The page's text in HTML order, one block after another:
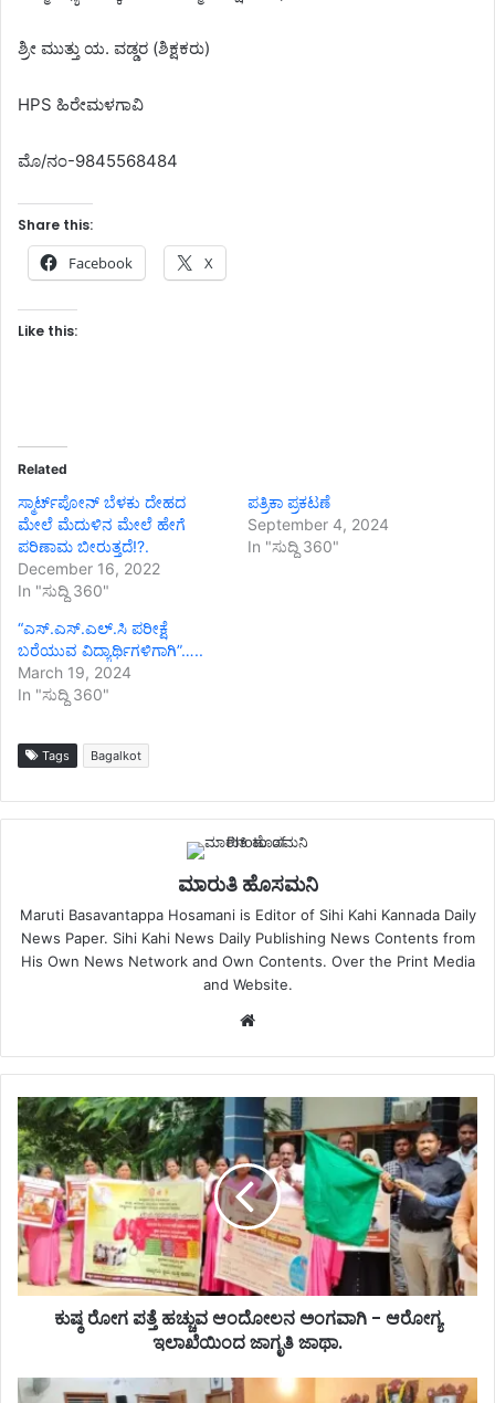
ಶ್ರೀ ಮುತ್ತು ಯ. ವಡ್ಡರ (ಶಿಕ್ಷಕರು)
HPS ಹಿರೇಮಳಗಾವಿ
ಮೊ/ನಂ-9845568484
Share this:
Facebook X
Like this:
Related
ಸ್ಮಾರ್ಟ್‌ಪೋನ್ ಬೆಳಕು ದೇಹದ
ಮೇಲೆ ಮೆದುಳಿನ ಮೇಲೆ ಹೇಗೆ
ಪರಿಣಾಮ ಬೀರುತ್ತದೆ!?.
December 16, 2022
In "ಸುದ್ದಿ 360"
ಪತ್ರಿಕಾ ಪ್ರಕಟಣೆ
September 4, 2024
In "ಸುದ್ದಿ 360"
“ಎಸ್.ಎಸ್.ಎಲ್.ಸಿ ಪರೀಕ್ಷೆ
ಬರೆಯುವ ವಿದ್ಯಾರ್ಥಿಗಳಿಗಾಗಿ”…..
March 19, 2024
In "ಸುದ್ದಿ 360"
Tags Bagalkot
ಮಾರುತಿ ಹೊಸಮನಿ
Maruti Basavantappa Hosamani is Editor of Sihi Kahi Kannada Daily
News Paper. Sihi Kahi News Daily Publishing News Contents from
His Own News Network and Own Contents. Over the Print Media
and Website.
Website
ಕುಷ್ಠ ರೋಗ ಪತ್ತೆ ಹಚ್ಚುವ ಆಂದೋಲನ ಅಂಗವಾಗಿ - ಆರೋಗ್ಯ
ಇಲಾಖೆಯಿಂದ ಜಾಗೃತಿ ಜಾಥಾ.